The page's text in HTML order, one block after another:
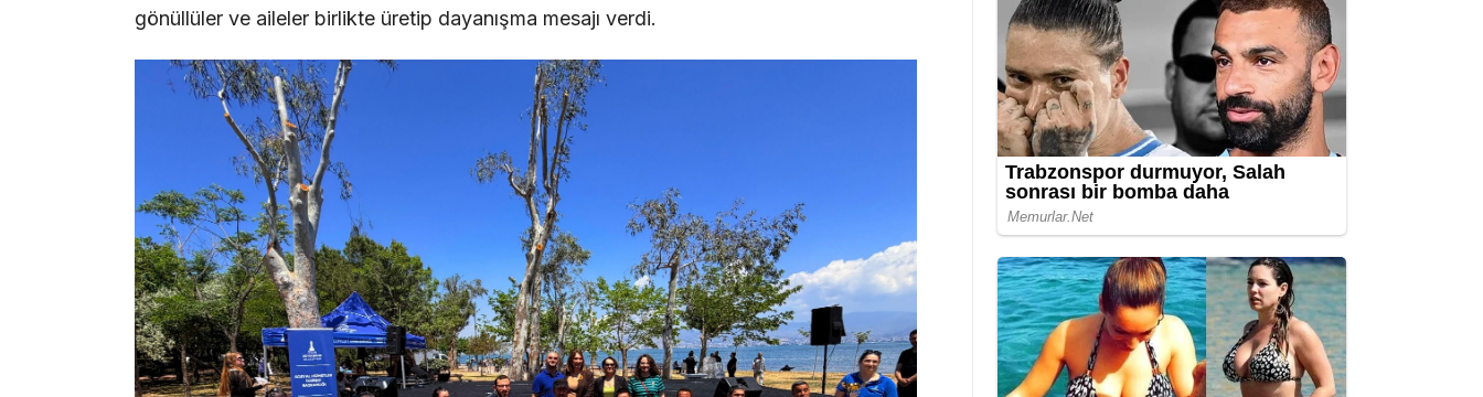
gönüllüler ve aileler birlikte üretip dayanışma mesajı verdi.